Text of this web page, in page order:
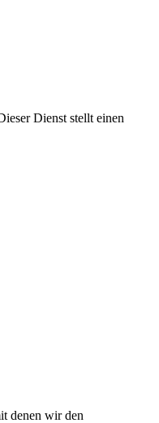
Dienst stellt einen
denen wir den